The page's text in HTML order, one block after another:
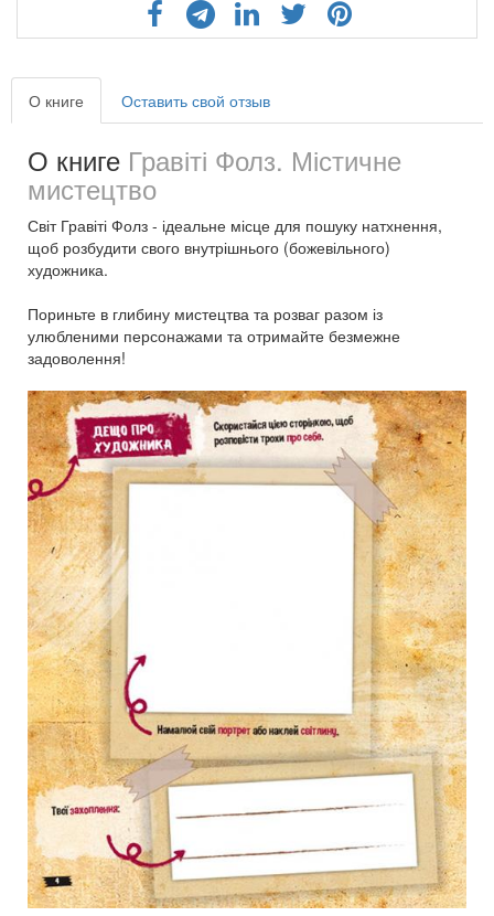
О книге Оставить свой отзыв
О книге Гравіті Фолз. Містичне
мистецтво
Світ Гравіті Фолз - ідеальне місце для пошуку натхнення,
щоб розбудити свого внутрішнього (божевільного)
художника.
Пориньте в глибину мистецтва та розваг разом із
улюбленими персонажами та отримайте безмежне
задоволення!